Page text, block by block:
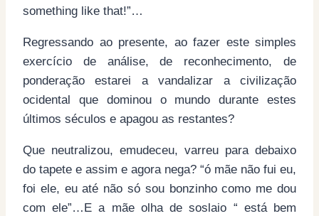
something like that!”…
Regressando ao presente, ao fazer este simples
exercício de análise, de reconhecimento, de
ponderação estarei a vandalizar a civilização
ocidental que dominou o mundo durante estes
últimos séculos e apagou as restantes?
Que neutralizou, emudeceu, varreu para debaixo
do tapete e assim e agora nega? “ó mãe não fui eu,
foi ele, eu até não só sou bonzinho como me dou
com ele”…E a mãe olha de soslaio “ está bem